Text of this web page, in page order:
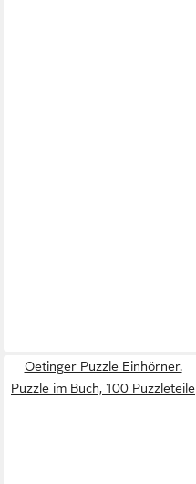
Oetinger Puzzle Einhörner.
Puzzle im Buch, 100 Puzzleteile